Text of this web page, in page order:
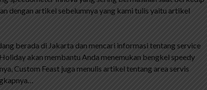
dengan artikel sebelumnya yang kami tulis yaitu artikel
berada di Jakarta dan mencari informasi tentang service
akan membantu Anda menemukan bengkel speedy
Custom Feast juga menulis artikel tentang area servis